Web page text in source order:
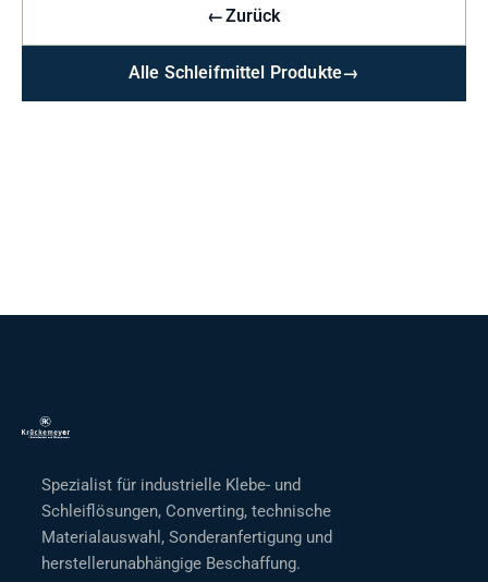
←Zurück
Alle Schleifmittel Produkte→
Spezialist für industrielle Klebe- und
Schleiflösungen, Converting, technische
Materialauswahl, Sonderanfertigung und
herstellerunabhängige Beschaffung.